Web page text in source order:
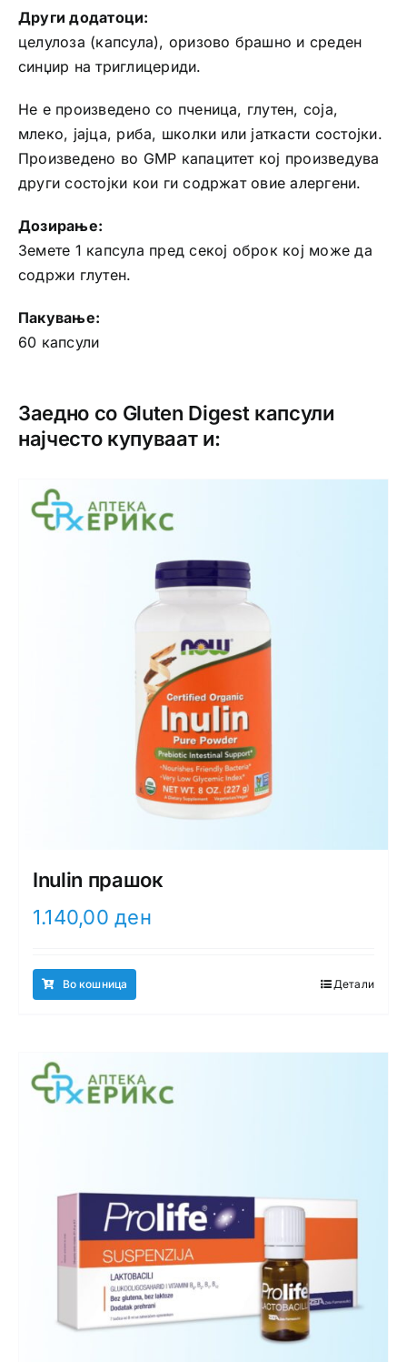
Други додатоци:
целулоза (капсула), оризово брашно и среден
синџир на триглицериди.
Не е произведено со пченица, глутен, соја,
млеко, јајца, риба, школки или јаткасти состојки.
Произведено во GMP капацитет кој произведува
други состојки кои ги содржат овие алергени.
Дозирање:
Земете 1 капсула пред секој оброк кој може да
содржи глутен.
Пакување:
60 капсули
Заедно со Gluten Digest капсули
најчесто купуваат и:
Inulin прашок
1.140,00ден
Во кошница Детали